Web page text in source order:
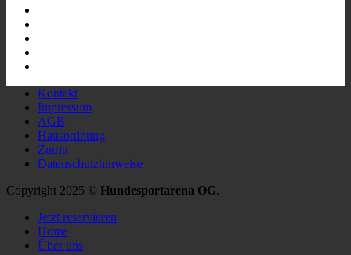
Kontakt
Impressum
AGB
Hausordnung
Zutritt
Datenschutzhinweise
Copyright 2025 © Hundesportarena OG.
Jetzt reservieren
Home
Über uns